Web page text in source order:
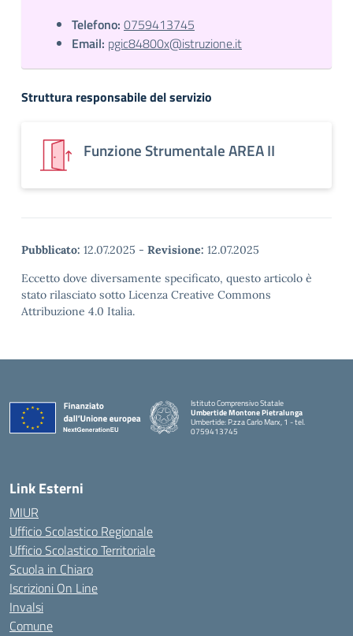
Telefono: 0759413745
Email: pgic84800x@istruzione.it
Struttura responsabile del servizio
Funzione Strumentale AREA II
Pubblicato: 12.07.2025 - Revisione: 12.07.2025
Eccetto dove diversamente specificato, questo articolo è
stato rilasciato sotto Licenza Creative Commons
Attribuzione 4.0 Italia.
Istituto Comprensivo Statale
Umbertide Montone Pietralunga
Umbertide: P.zza Carlo Marx, 1 - tel.
0759413745
Link Esterni
MIUR
Ufficio Scolastico Regionale
Ufficio Scolastico Territoriale
Scuola in Chiaro
Iscrizioni On Line
Invalsi
Comune